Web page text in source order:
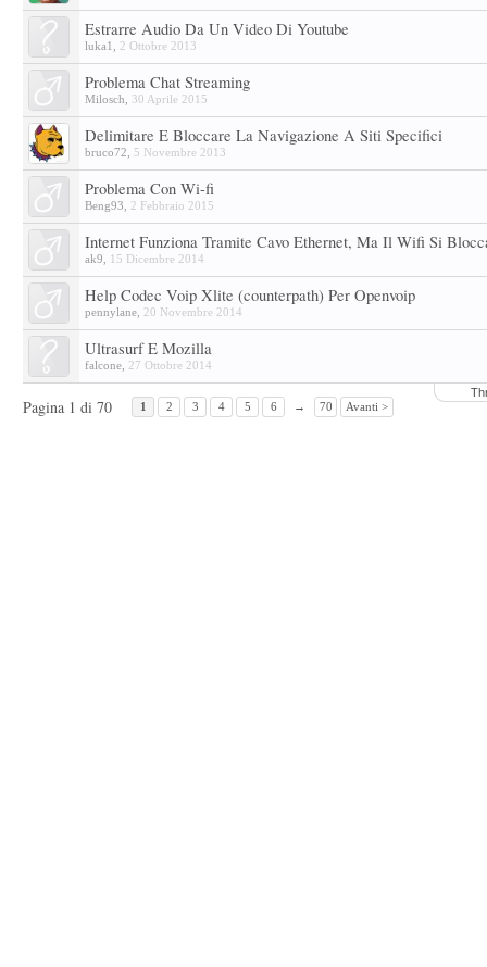
Estrarre Audio Da Un Video Di Youtube
luka1 2 Ottobre 2013
Problema Chat Streaming
Milosch 30 Aprile 2015
Delimitare E Bloccare La Navigazione A Siti Specifici
bruco72 5 Novembre 2013
Problema Con Wi-fi
Beng93 2 Febbraio 2015
Internet Funziona Tramite Cavo Ethernet, Ma Il Wifi Si
ak9 15 Dicembre 2014
Help Codec Voip Xlite (counterpath) Per Openvoip
pennylane 20 Novembre 2014
Ultrasurf E Mozilla
falcone 27 Ottobre 2014
Pagina 1 di 70 1 2 3 4 5 6 → 70 Avanti >